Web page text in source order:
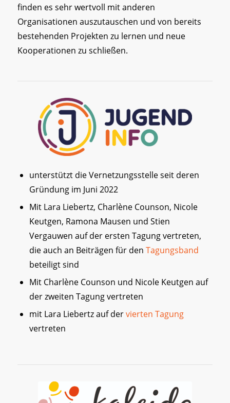
finden es sehr wertvoll mit anderen
Organisationen auszutauschen und von bereits
bestehenden Projekten zu lernen und neue
Kooperationen zu schließen.
unterstützt die Vernetzungsstelle seit deren
Gründung im Juni 2022
Mit Lara Liebertz, Charlène Counson, Nicole
Keutgen, Ramona Mausen und Stien
Vergauwen auf der ersten Tagung vertreten,
die auch an Beiträgen für den Tagungsband
beteiligt sind
Mit Charlène Counson und Nicole Keutgen auf
der zweiten Tagung vertreten
mit Lara Liebertz auf dervierten Tagung
vertreten